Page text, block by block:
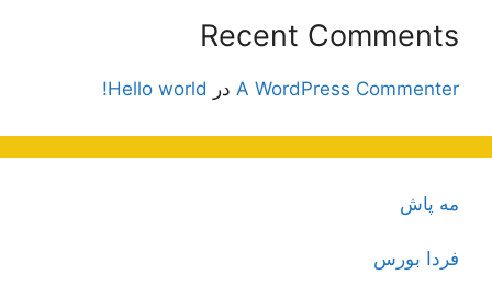
Recent Comments
A WordPress Commenter در Hello world!
مه پاش
فردا بورس